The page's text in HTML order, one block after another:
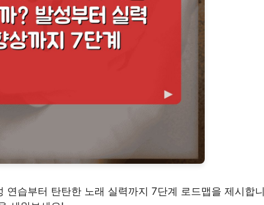
연습부터 탄탄한 노래 실력까지 7단계 로드맵을 제시합니